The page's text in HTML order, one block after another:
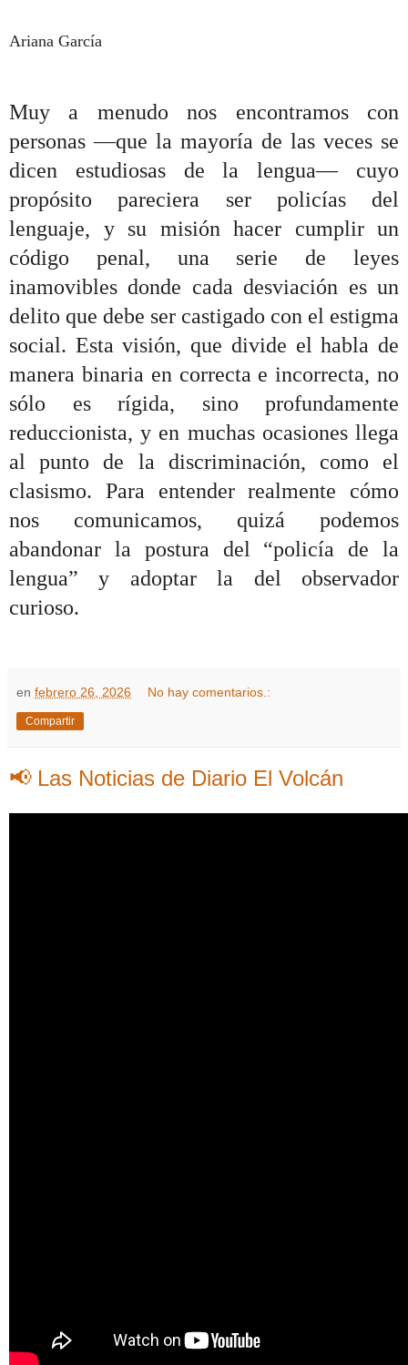
Ariana García
Muy a menudo nos encontramos con
personas—que la mayoría de las veces se
dicen estudiosas de la lengua— cuyo
propósito pareciera ser policías del
lenguaje, y su misión hacer cumplir un
código penal, una serie de leyes
inamovibles donde cada desviación es un
delito que debe ser castigado con el estigma
social. Esta visión, que divide el habla de
manera binaria en correcta e incorrecta, no
sólo es rígida, sino profundamente
reduccionista, y en muchas ocasiones llega
al punto de la discriminación, como el
clasismo.
Para entender realmente cómo
nos comunicamos, quizá podemos
abandonar la postura del “policía de la
lengua” y adoptar la del observador
curioso.
en febrero 26, 2026 No hay comentarios.:
Compartir
📢 Las Noticias de Diario El Volcán